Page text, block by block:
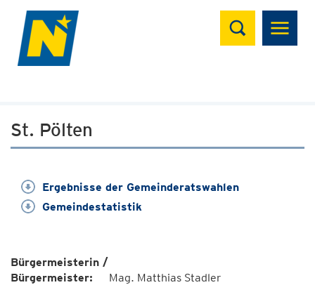
Suchen
St. Pölten
Ergebnisse der Gemeinderatswahlen
Gemeindestatistik
Bürgermeisterin /
Bürgermeister:
Mag. Matthias Stadler